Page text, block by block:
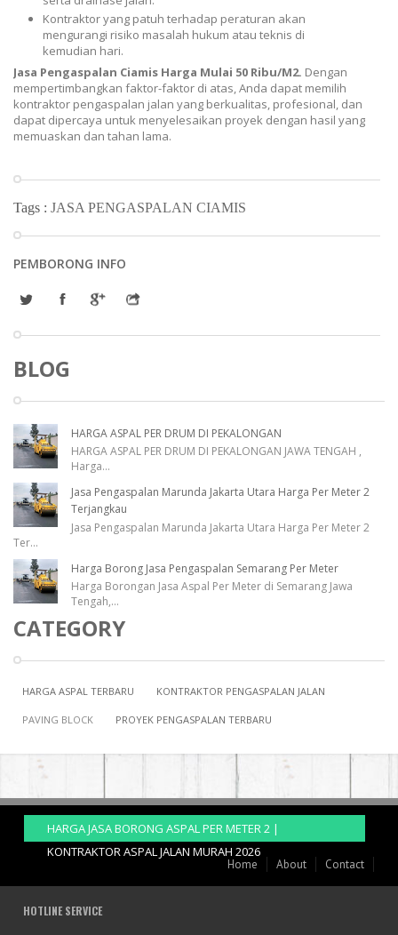
Kontraktor yang patuh terhadap peraturan akan
mengurangi risiko masalah hukum atau teknis di
kemudian hari.
Jasa Pengaspalan Ciamis Harga Mulai 50 Ribu/M2. Dengan
mempertimbangkan faktor-faktor di atas, Anda dapat memilih
kontraktor pengaspalan jalan yang berkualitas, profesional, dan
dapat dipercaya untuk menyelesaikan proyek dengan hasil yang
memuaskan dan tahan lama.
Tags : JASA PENGASPALAN CIAMIS
PEMBORONG INFO
BLOG
HARGA ASPAL PER DRUM DI PEKALONGAN
HARGA ASPAL PER DRUM DI PEKALONGAN JAWA TENGAH ,
Harga...
Jasa Pengaspalan Marunda Jakarta Utara Harga Per Meter 2
Terjangkau
Jasa Pengaspalan Marunda Jakarta Utara Harga Per Meter 2
Ter...
Harga Borong Jasa Pengaspalan Semarang Per Meter
Harga Borongan Jasa Aspal Per Meter di Semarang Jawa
Tengah,...
CATEGORY
HARGA ASPAL TERBARU KONTRAKTOR PENGASPALAN JALAN
PAVING BLOCK PROYEK PENGASPALAN TERBARU
HARGA JASA BORONG ASPAL PER METER 2 |
KONTRAKTOR ASPAL JALAN MURAH 2026
Home About Contact
HOTLINE SERVICE